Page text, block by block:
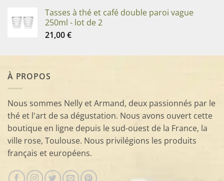
Tasses à thé et café double paroi vague
250ml - lot de 2
21,00€
À PROPOS
Nous sommes Nelly et Armand, deux passionnés par le
thé et l'art de sa dégustation. Nous avons ouvert cette
boutique en ligne depuis le sud-ouest de la France, la
ville rose, Toulouse. Nous privilégions les produits
français et européens.